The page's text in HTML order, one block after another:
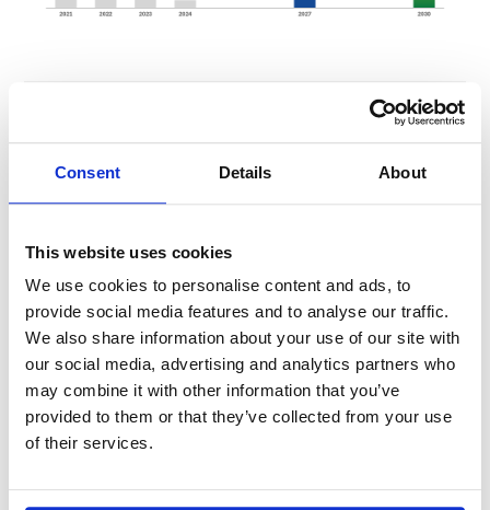
Consent Details About
This website uses cookies
We use cookies to personalise content and ads, to
provide social media features and to analyse our traffic.
We also share information about your use of our site with
our social media, advertising and analytics partners who
may combine it with other information that you’ve
provided to them or that they’ve collected from your use
of their services.